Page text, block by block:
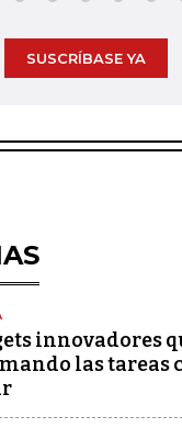
SUSCRÍBASE YA
innovadores
las tareas